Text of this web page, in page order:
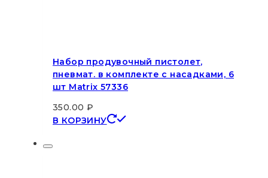
Набор продувочный пистолет,
пневмат. в комплекте с насадками, 6
шт Matrix 57336
350.00 ₽
В КОРЗИНУ